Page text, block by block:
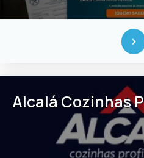
Alcalá Cozinhas